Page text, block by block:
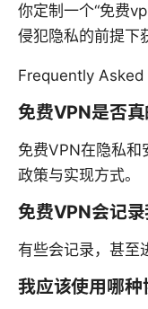
你定制一个“免费
侵犯隐私的前提下
Frequently
免费VPN是否真
免费VPN在隐私和
政策与实现方式。
免费VPN会记录
有些会记录，甚至
我应该使用哪种